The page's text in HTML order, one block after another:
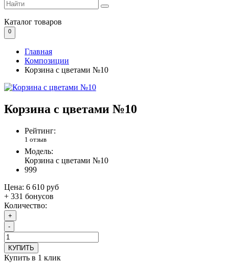
Каталог товаров
0
Главная
Композиции
Корзина с цветами №10
Корзина с цветами №10
Рейтинг:
1 отзыв
Модель:
Корзина с цветами №10
999
Цена: 6 610 руб
+ 331 бонусов
Количество:
+
-
КУПИТЬ
Купить в 1 клик